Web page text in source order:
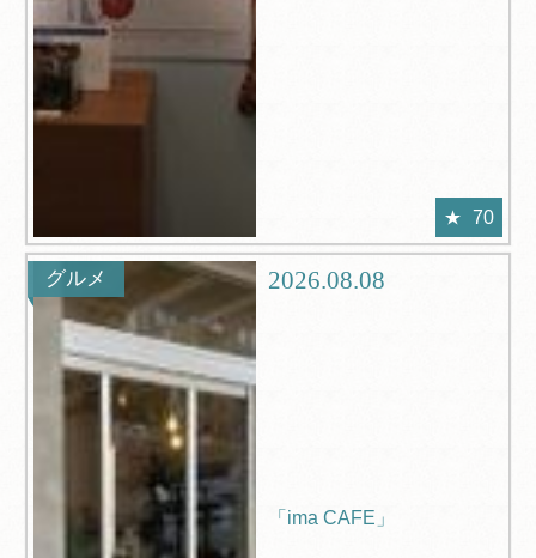
70
グルメ 2026.08.08
「ima CAFE」